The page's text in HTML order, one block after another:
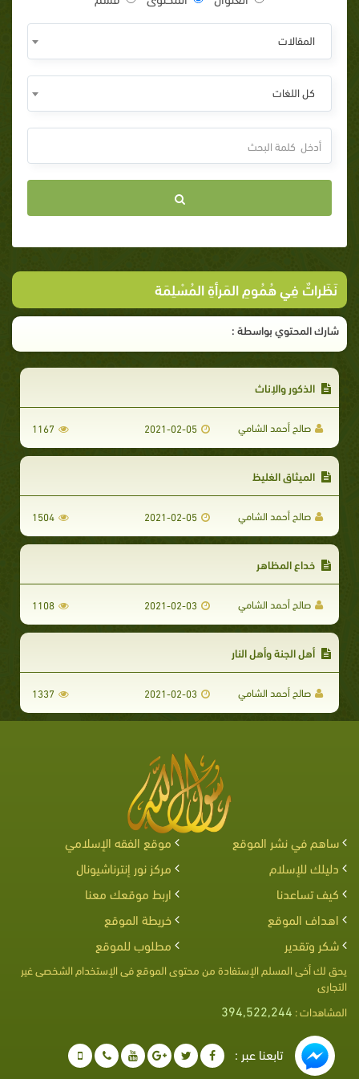
المقالات
كل اللغات
نَظَراتٌ فِي هُمُومِ المَرأةِ المُسْلِمَة
شارك المحتوي بواسطة :
الذكور والإناث
صالح أحمد الشامي 2021-02-05
1167
الميثاق الغليظ
صالح أحمد الشامي 2021-02-05
1504
خداع المظاهر
صالح أحمد الشامي 2021-02-03
1108
أهل الجنة وأهل النار
صالح أحمد الشامي 2021-02-03
1337
ساهم في نشر الموقع
موقع الفقه الإسلامي
دليلك للإسلام
مركز نور إنترناشيونال
كيف تساعدنا
اربط موقعك معنا
اهداف الموقع
خريطة الموقع
شكر وتقدير
مطلوب للموقع
يحق لك أخى المسلم الإستفادة من محتوى الموقع فى الإستخدام الشخصى غير
التجارى
المشاهدات : 394,522,244
تابعنا عبر :